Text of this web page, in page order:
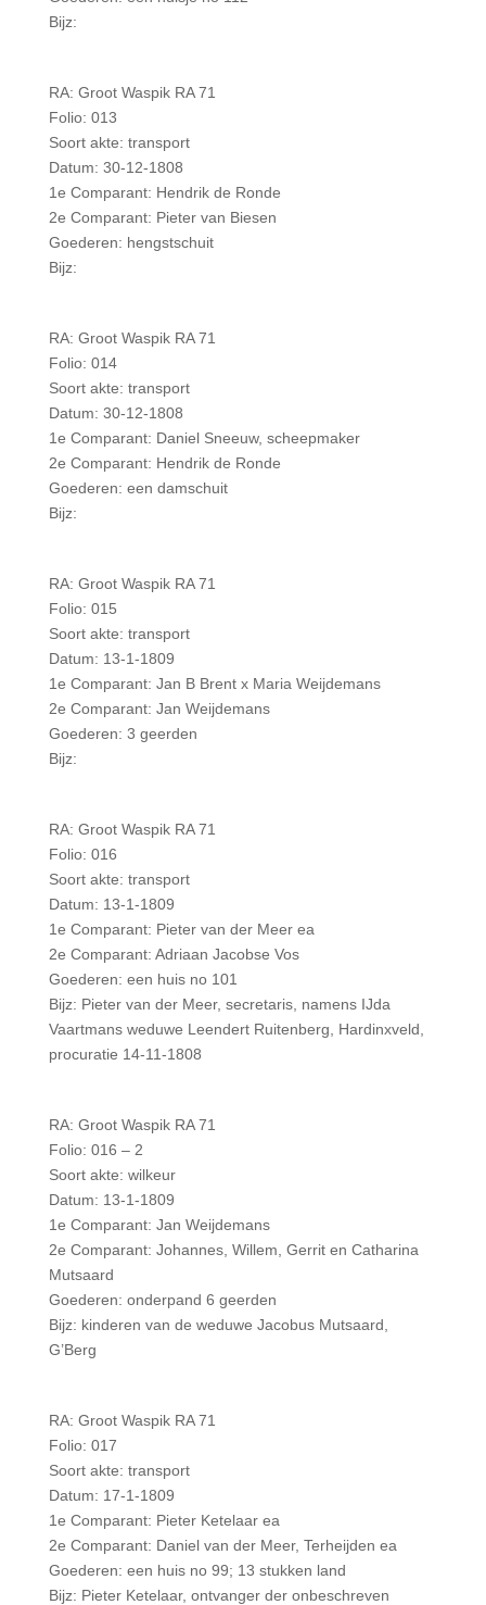
Bijz:
RA: Groot Waspik RA 71
Folio: 013
Soort akte: transport
Datum: 30-12-1808
1e Comparant: Hendrik de Ronde
2e Comparant: Pieter van Biesen
Goederen: hengstschuit
Bijz:
RA: Groot Waspik RA 71
Folio: 014
Soort akte: transport
Datum: 30-12-1808
1e Comparant: Daniel Sneeuw, scheepmaker
2e Comparant: Hendrik de Ronde
Goederen: een damschuit
Bijz:
RA: Groot Waspik RA 71
Folio: 015
Soort akte: transport
Datum: 13-1-1809
1e Comparant: Jan B Brent x Maria Weijdemans
2e Comparant: Jan Weijdemans
Goederen: 3 geerden
Bijz:
RA: Groot Waspik RA 71
Folio: 016
Soort akte: transport
Datum: 13-1-1809
1e Comparant: Pieter van der Meer ea
2e Comparant: Adriaan Jacobse Vos
Goederen: een huis no 101
Bijz: Pieter van der Meer, secretaris, namens IJda
Vaartmans weduwe Leendert Ruitenberg, Hardinxveld,
procuratie 14-11-1808
RA: Groot Waspik RA 71
Folio: 016 – 2
Soort akte: wilkeur
Datum: 13-1-1809
1e Comparant: Jan Weijdemans
2e Comparant: Johannes, Willem, Gerrit en Catharina
Mutsaard
Goederen: onderpand 6 geerden
Bijz: kinderen van de weduwe Jacobus Mutsaard,
G’Berg
RA: Groot Waspik RA 71
Folio: 017
Soort akte: transport
Datum: 17-1-1809
1e Comparant: Pieter Ketelaar ea
2e Comparant: Daniel van der Meer, Terheijden ea
Goederen: een huis no 99; 13 stukken land
Bijz: Pieter Ketelaar, ontvanger der onbeschreven